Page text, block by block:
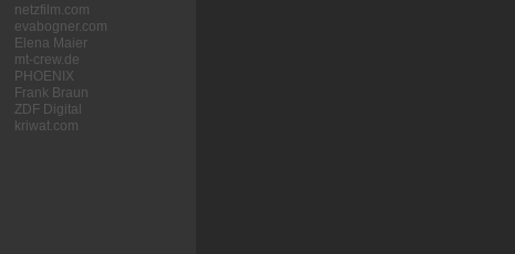
netzfilm.com
evabogner.com
Elena Maier
mt-crew.de
PHOENIX
Frank Braun
ZDF Digital
kriwat.com